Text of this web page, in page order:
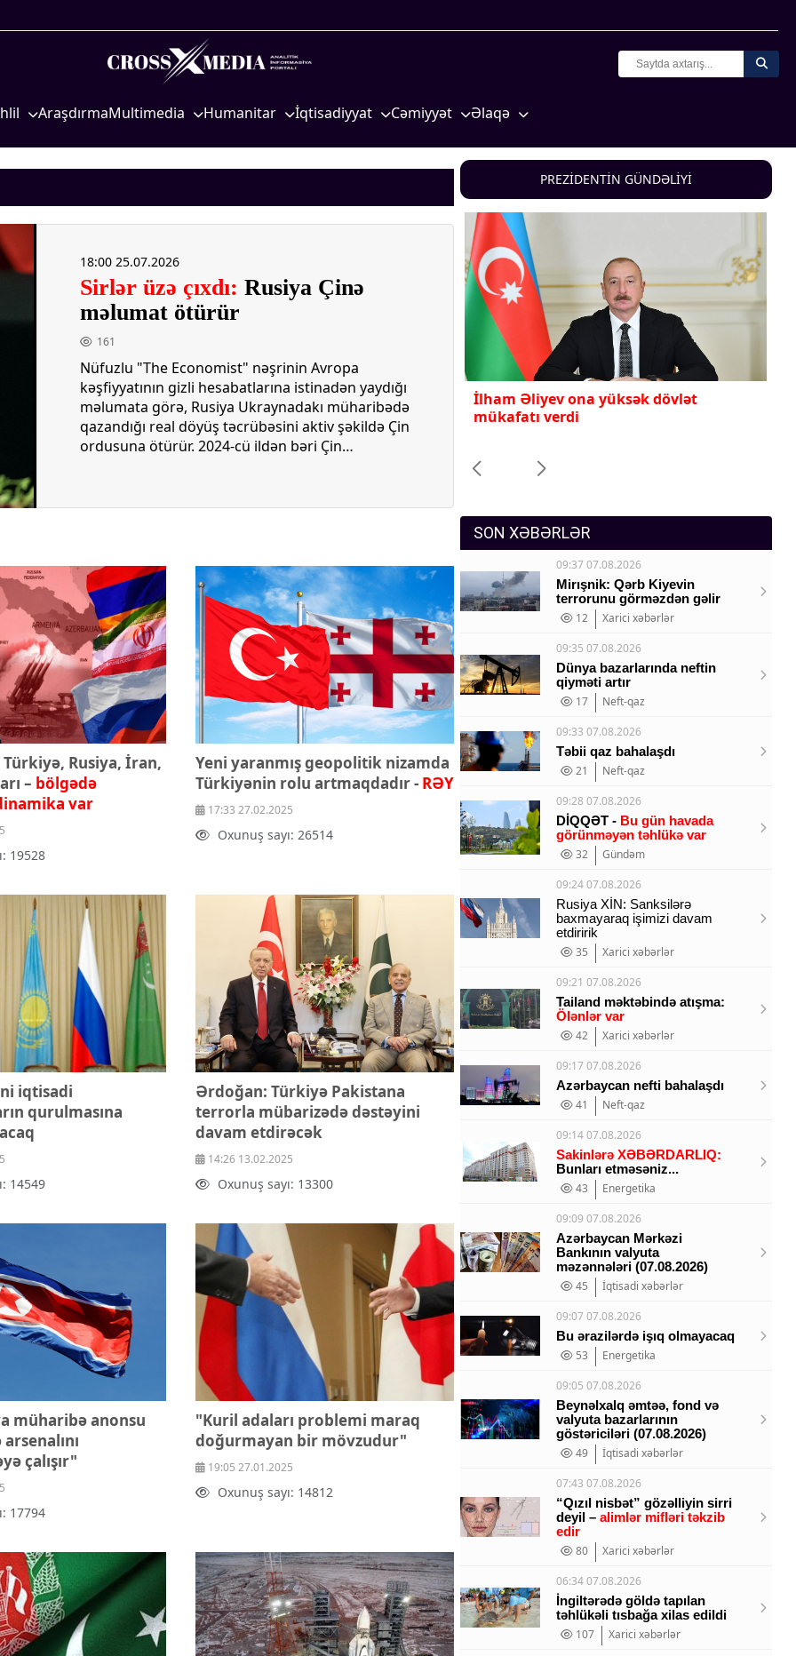
AraşdırmaMultimedia
Video
Humanitar
Mədəniyyət
Zəfər Diasporu
Səhiyyə
Turizm
İqtisadiyyat
Energetika
Hərbi sənaye
COP29
Cəmiyyət
Siyasət
Məhkəmə və hüquq
Gənclər və İdman
Media və QHT
Sağlamlıq
Sosium
Mətbuat-150
Əlaqə
18:00 25.07.2026
Sirlər üzə çıxdı: Rusiya Çinə
məlumat ötürür
161
Nüfuzlu "The Economist" nəşrinin Avropa
kəşfiyyatının gizli hesabatlarına istinadən yaydığı
məlumata görə, Rusiya Ukraynadakı müharibədə
qazandığı real döyüş təcrübəsini aktiv şəkildə Çin
ordusuna ötürür. 2024-cü ildən bəri Çin
döyüşlərdən çıxmış Rusiya Silahlı Qüvvələrinin 8-
mərkəzindədir.
Rusiya, İran,
– bölgədə
var
19528
Yeni yaranmış geopolitik nizamda
Türkiyənin rolu artmaqdadır - RƏY
17:33 27.02.2025
Oxunuş sayı: 26514
iqtisadi
qurulmasına
14549
Ərdoğan: Türkiyə Pakistana
terrorla mübarizədə dəstəyini
davam etdirəcək
14:26 13.02.2025
Oxunuş sayı: 13300
müharibə anonsu
çalışır"
17794
"Kuril adaları problemi maraq
doğurmayan bir mövzudur"
19:05 27.01.2025
Oxunuş sayı: 14812
PREZİDENTİN GÜNDƏLİYİ
Şurası yanında
geri çağırılıb
Prezident mühüm qərar verdi
İlham Əliyev ona yüksək dövlət
mükafatı verdi
SON XƏBƏRLƏR
09:37 07.08.2026
Mirışnik: Qərb Kiyevin
terrorunu görməzdən gəlir
12
Xarici xəbərlər
09:35 07.08.2026
Dünya bazarlarında neftin
qiyməti artır
17
Neft-qaz
09:33 07.08.2026
Təbii qaz bahalaşdı
21
Neft-qaz
09:28 07.08.2026
DİQQƏT - Bu gün havada
görünməyən təhlükə var
32
Gündəm
09:24 07.08.2026
Rusiya XİN: Sanksilərə
baxmayaraq işimizi davam
etdiririk
35
Xarici xəbərlər
09:21 07.08.2026
Tailand məktəbində atışma:
Ölənlər var
42
Xarici xəbərlər
09:17 07.08.2026
Azərbaycan nefti bahalaşdı
41
Neft-qaz
09:14 07.08.2026
Sakinlərə XƏBƏRDARLIQ:
Bunları etməsəniz...
43
Energetika
09:09 07.08.2026
Azərbaycan Mərkəzi
Bankının valyuta
məzənnələri (07.08.2026)
45
İqtisadi xəbərlər
09:07 07.08.2026
Bu ərazilərdə işıq olmayacaq
53
Energetika
09:05 07.08.2026
Beynəlxalq əmtəə, fond və
valyuta bazarlarının
göstəriciləri (07.08.2026)
49
İqtisadi xəbərlər
07:43 07.08.2026
“Qızıl nisbət” gözəlliyin sirri
deyil – alimlər mifləri təkzib
edir
80
Xarici xəbərlər
06:34 07.08.2026
İngiltərədə göldə tapılan
təhlükəli tısbağa xilas edildi
107
Xarici xəbərlər